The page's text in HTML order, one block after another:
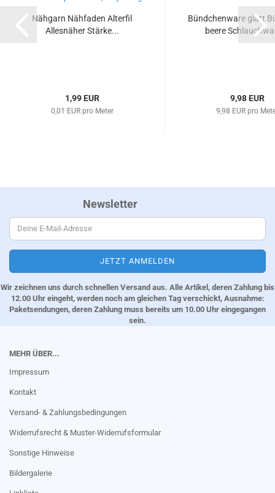
Nähgarn Nähfaden Alterfil
Allesnäher Stärke...
1,99 EUR
0,01 EUR pro Meter
Bündchenware glatt
beere
9,98 EUR
9,98 EUR pro
Newsletter
Wir zeichnen uns durch schnellen Versand aus. Alle Artikel, deren Zahlung bis
12.00 Uhr eingeht, werden noch am gleichen Tag verschickt, Ausnahme:
Paketsendungen, deren Zahlung muss bereits um 10.00 Uhr eingegangen
sein.
MEHR ÜBER...
Impressum
Kontakt
Versand- & Zahlungsbedingungen
Widerrufsrecht & Muster-Widerrufsformular
Sonstige Hinweise
Bildergalerie